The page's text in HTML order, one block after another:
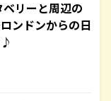
リーと周辺の
ンドンからの日